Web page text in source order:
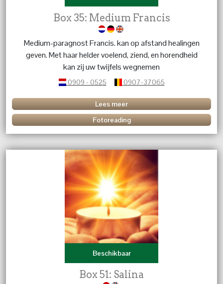
Box 35: Medium Francis
Medium-paragnost Francis. kan op afstand healingen
geven. Met haar helder voelend, ziend, en horendheid
kan zij uw twijfels wegnemen
0909 - 0525 0907-37065
Lees meer
Fotoreading
Beschikbaar
Box 51: Salina